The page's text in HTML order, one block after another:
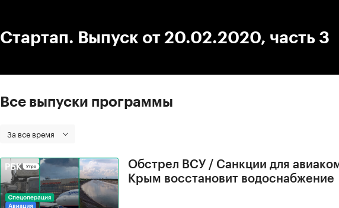
Стартап. Выпуск от 20.02.2020, часть 3
Все выпуски программы
За все время
Обстрел ВСУ / Санкции для
Крым восстановит водоснабжение